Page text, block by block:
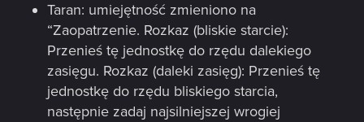
Taran: umiejętność zmieniono na
“Zaopatrzenie. Rozkaz (bliskie starcie):
Przenieś tę jednostkę do rzędu dalekiego
zasięgu. Rozkaz (daleki zasięg): Przenieś tę
jednostkę do rzędu bliskiego starcia,
następnie zadaj najsilniejszej wrogiej